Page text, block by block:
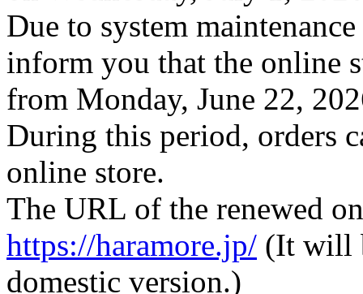
Due to system
inform you that the online
from Monday, June 22,
During this period, orders
online store.
The URL of the renewed
https://haramore.jp/ (It will
domestic version.)